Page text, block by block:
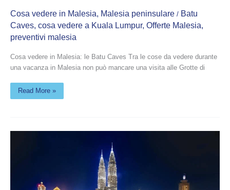
Cosa vedere in Malesia, Malesia peninsulare / Batu
Caves, cosa vedere a Kuala Lumpur, Offerte Malesia,
preventivi malesia
Cosa vedere in Malesia: le Batu Caves Tra le cose da vedere durante
una vacanza in Malesia non può mancare una visita alle Grotte di
Read More »